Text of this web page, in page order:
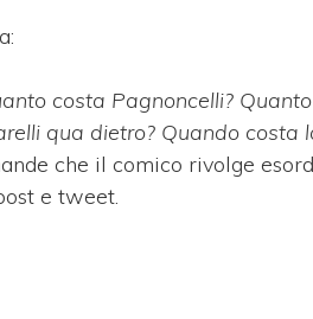
costa Pagnoncelli?
qua dietro? Quando costa
che il comico rivolge
e tweet.